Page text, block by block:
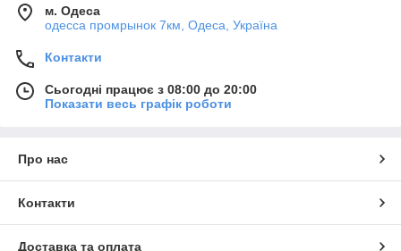
м. Одеса
одесса промрынок 7км, Одеса, Україна
Контакти
Сьогодні працює з 08:00 до 20:00
Показати весь графік роботи
Про нас
Контакти
Доставка та оплата